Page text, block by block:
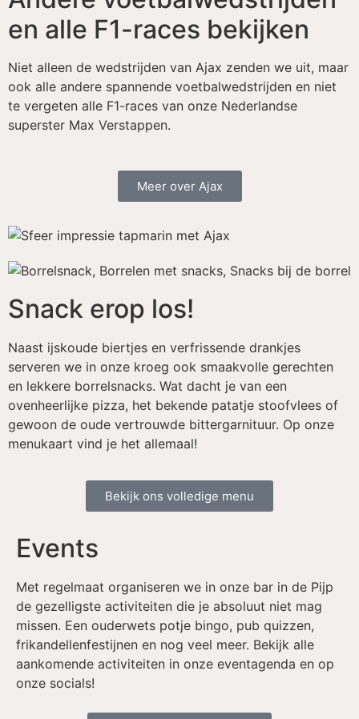
en alle F1-races bekijken
Niet alleen de wedstrijden van Ajax zenden we uit, maar
ook alle andere spannende voetbalwedstrijden en niet
te vergeten alle F1-races van onze Nederlandse
superster Max Verstappen.
Meer over Ajax
Snack erop los!
Naast ijskoude biertjes en verfrissende drankjes
serveren we in onze kroeg ook smaakvolle gerechten
en lekkere borrelsnacks. Wat dacht je van een
ovenheerlijke pizza, het bekende patatje stoofvlees of
gewoon de oude vertrouwde bittergarnituur. Op onze
menukaart vind je het allemaal!
Bekijk ons volledige menu
Events
Met regelmaat organiseren we in onze bar in de Pijp
de gezelligste activiteiten die je absoluut niet mag
missen. Een ouderwets potje bingo, pub quizzen,
frikandellenfestijnen en nog veel meer. Bekijk alle
aankomende activiteiten in onze eventagenda en op
onze socials!